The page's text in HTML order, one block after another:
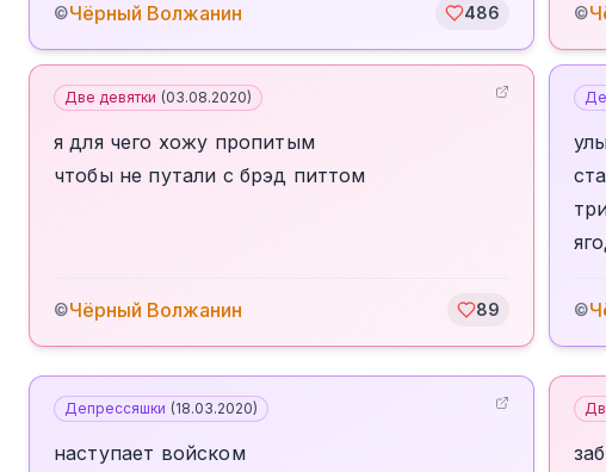
©Чёрный Волжанин 486 ©
Две девятки (03.08.2020)
я для чего хожу пропитым
чтобы не путали с брэд питтом
©Чёрный Волжанин 89 ©
Депрессяшки (18.03.2020)
наступает войском